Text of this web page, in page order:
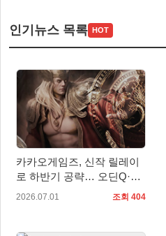
인기뉴스 목록 HOT
카카오게임즈, 신작 릴레이
로 하반기 공략… 오딘Q·도
깨비의세계·갓 세이브 버밍
2026.07.01 조회 404